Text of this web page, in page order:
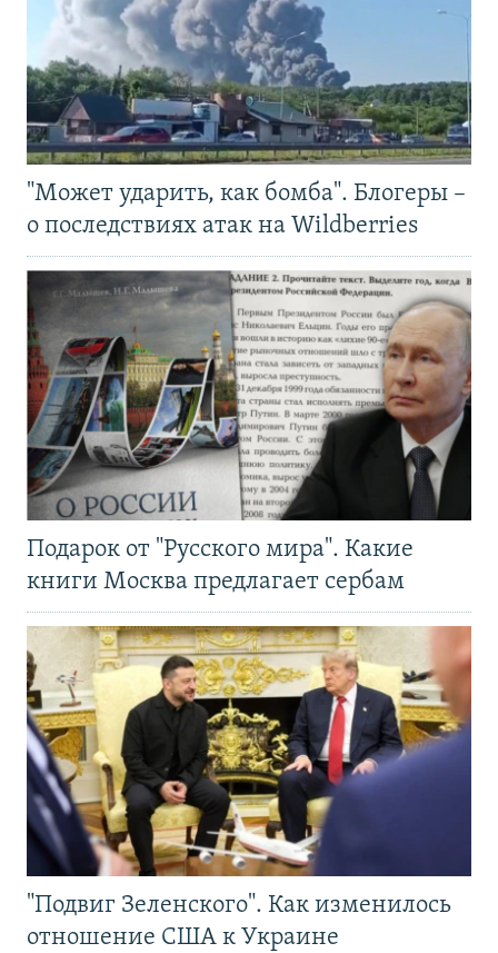
"Может ударить, как бомба". Блогеры –
о последствиях атак на Wildberries
Подарок от "Русского мира". Какие
книги Москва предлагает сербам
"Подвиг Зеленского". Как изменилось
отношение США к Украине